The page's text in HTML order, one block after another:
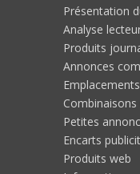
Présentation
Analyse
Produits
Annonces
Petites
Encarts
Produits web